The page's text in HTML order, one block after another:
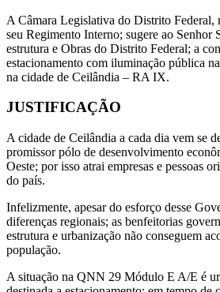
A Câmara Legislativa do Distrito Federal,
seu Regimento Interno; sugere ao Senhor
estrutura e Obras do Distrito Federal; a
estacionamento com iluminação pública
na cidade de Ceilândia – RA IX.
JUSTIFICAÇÃO
A cidade de Ceilândia a cada dia vem se
promissor pólo de desenvolvimento
Oeste; por isso atrai empresas e pessoas
do país.
Infelizmente, apesar do esforço desse
diferenças regionais; as benfeitorias
estrutura e urbanização não conseguem
população.
A situação na QNN 29 Módulo E A/E é